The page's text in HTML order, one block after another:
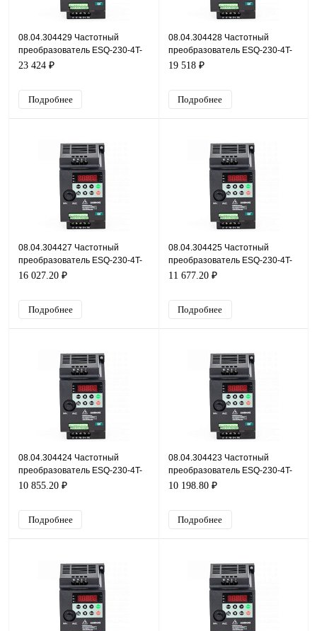
08.04.304429 Частотный
преобразователь ESQ-230-4T-
11K, 380В, 11кВт, 25А
23 424 ₽
Подробнее
08.04.304428 Частотный
преобразователь ESQ-230-4T-
7.5K, 380В, 7,5кВт, 17А
19 518 ₽
Подробнее
08.04.304427 Частотный
преобразователь ESQ-230-4T-
5.5K, 380В, 5,5кВт, 13А
16 027.20 ₽
Подробнее
08.04.304425 Частотный
преобразователь ESQ-230-4T-
2.2K, 380В, 2,2кВт, 5,1А
11 677.20 ₽
Подробнее
08.04.304424 Частотный
преобразователь ESQ-230-4T-
1.5K, 380В, 1,5кВт, 3,8А
10 855.20 ₽
Подробнее
08.04.304423 Частотный
преобразователь ESQ-230-4T-
0.7K, 380В, 0,7кВт, 2,1А
10 198.80 ₽
Подробнее